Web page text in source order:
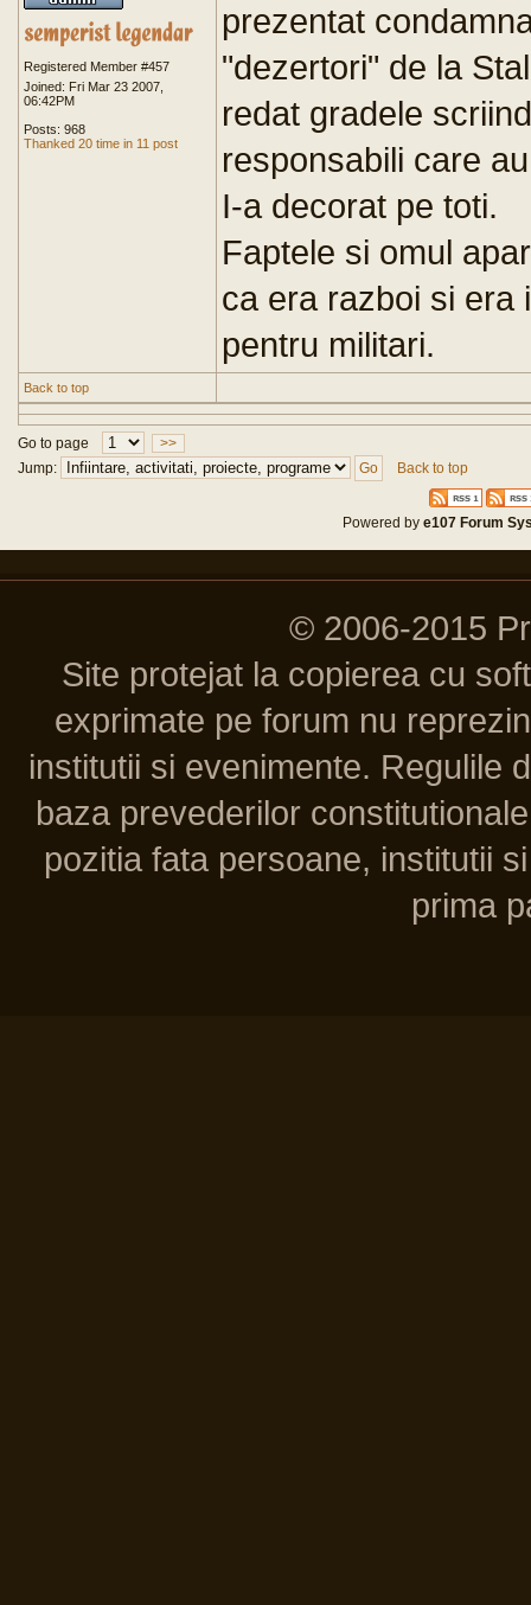
Registered Member #457
Joined: Fri Mar 23 2007,
06:42PM
Posts: 968
Thanked 20 time in 11 post
prezentat
"dezertori" de la
redat gradele
responsabili care
I-a decorat pe toti.
Faptele si omul
ca era razboi si era
pentru militari.
Back to top
Go to page
>>
Jump:
Back to top
Powered bye107 Forum
© 2006-2015
Site protejat la copierea cu
exprimate pe forum nu
institutii si evenimente. Regulile
baza prevederilor
pozitia fata persoane, institutii
prima